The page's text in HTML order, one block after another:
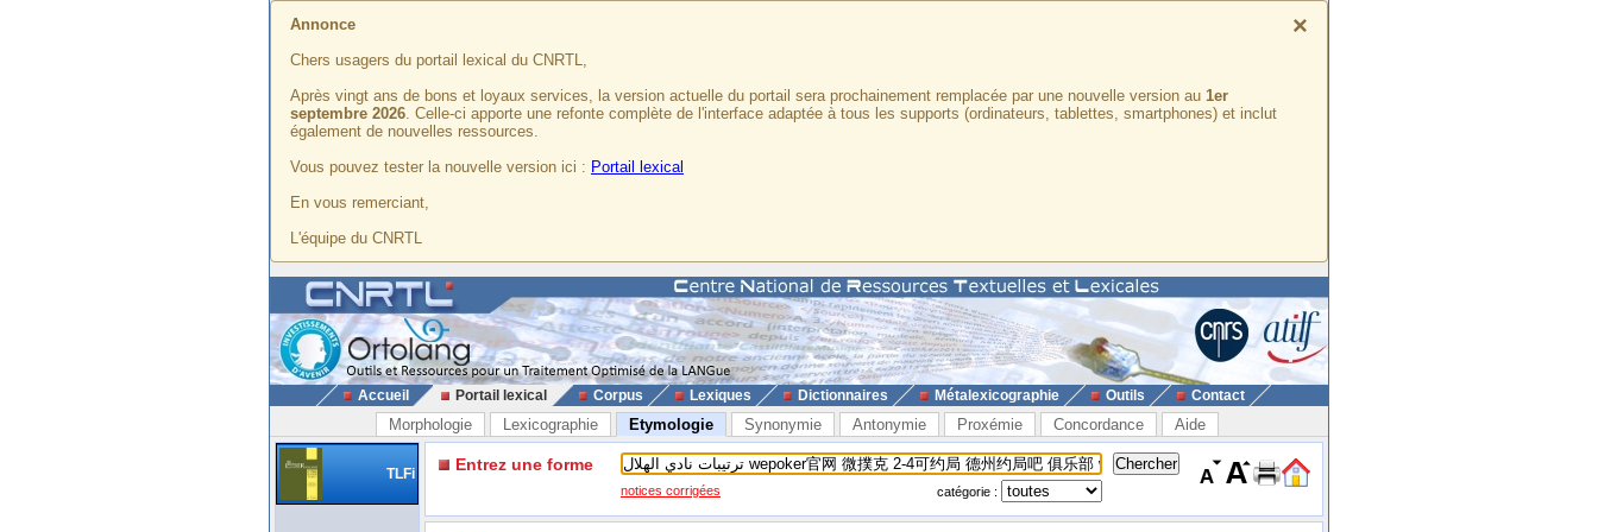
×
Annonce
Chers usagers du portail lexical du CNRTL,
Après vingt ans de bons et loyaux services, la version actuelle du portail sera prochainement remplacée par une nouvelle version au 1er
septembre 2026. Celle-ci apporte une refonte complète de l'interface adaptée à tous les supports (ordinateurs, tablettes, smartphones) et inclut
également de nouvelles ressources.
Vous pouvez tester la nouvelle version ici : Portail lexical
En vous remerciant,
L'équipe du CNRTL
Accueil Portail lexical Corpus Lexiques Dictionnaires Métalexicographie Outils Contact
Morphologie Lexicographie Etymologie Synonymie Antonymie Proxémie Concordance Aide
TLFi Entrez une forme
notices corrigées catégorie :